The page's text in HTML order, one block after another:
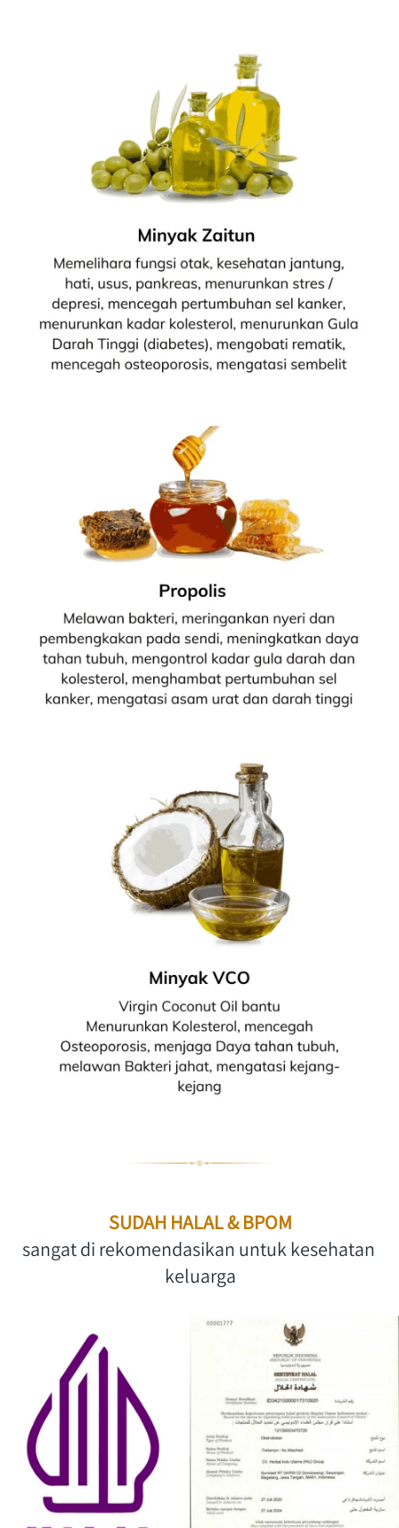
SUDAH HALAL & BPOM
sangat di rekomendasikan untuk kesehatan
keluarga